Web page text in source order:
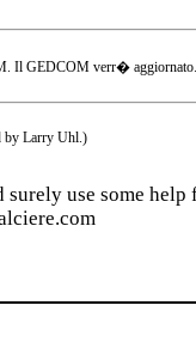
Il GEDCOM verr�
by Larry Uhl.)
use some help